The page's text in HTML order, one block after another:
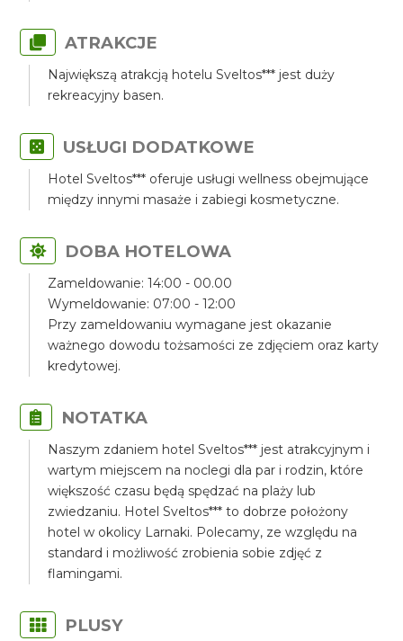
ATRAKCJE
Największą atrakcją hotelu Sveltos*** jest duży
rekreacyjny basen.
USŁUGI DODATKOWE
Hotel Sveltos*** oferuje usługi wellness obejmujące
między innymi masaże i zabiegi kosmetyczne.
DOBA HOTELOWA
Zameldowanie: 14:00 - 00.00
Wymeldowanie: 07:00 - 12:00
Przy zameldowaniu wymagane jest okazanie
ważnego dowodu tożsamości ze zdjęciem oraz karty
kredytowej.
NOTATKA
Naszym zdaniem hotel Sveltos*** jest atrakcyjnym i
wartym miejscem na noclegi dla par i rodzin, które
większość czasu będą spędzać na plaży lub
zwiedzaniu. Hotel Sveltos*** to dobrze położony
hotel w okolicy Larnaki. Polecamy, ze względu na
standard i możliwość zrobienia sobie zdjęć z
flamingami.
PLUSY